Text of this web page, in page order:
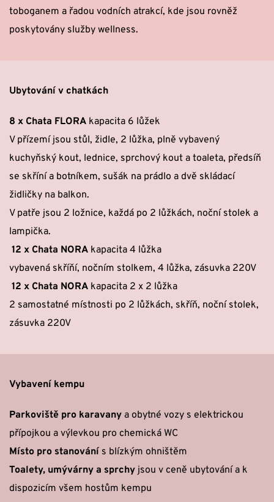
toboganem a řadou vodních atrakcí, kde jsou rovněž
poskytovány služby wellness.
Ubytování v chatkách
8 x Chata FLORA kapacita 6 lůžek
V přízemí jsou stůl, židle, 2 lůžka, plně vybavený
kuchyňský kout, lednice, sprchový kout a toaleta, předsíň
se skříní a botníkem, sušák na prádlo a dvě skládací
židličky na balkon.
V patře jsou 2 ložnice, každá po 2 lůžkách, noční stolek a
lampička.
12 x Chata NORA kapacita 4 lůžka
vybavená skříňí, nočním stolkem, 4 lůžka, zásuvka 220V
12 x Chata NORA kapacita 2 x 2 lůžka
2 samostatné místnosti po 2 lůžkách, skříň, noční stolek,
zásuvka 220V
Vybavení kempu
Parkoviště pro karavany a obytné vozy s elektrickou
přípojkou a výlevkou pro chemická WC
Místo pro stanování s blízkým ohništěm
Toalety, umývárny a sprchy jsou v ceně ubytování a k
dispozicím všem hostům kempu